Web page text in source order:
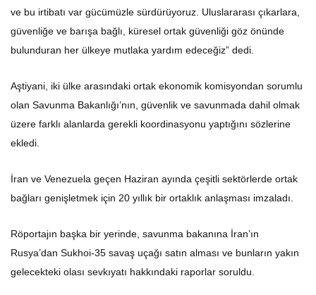
ve bu irtibatı var gücümüzle sürdürüyoruz. Uluslararası çıkarlara,
güvenliğe ve barışa bağlı, küresel ortak güvenliği göz önünde
bulunduran her ülkeye mutlaka yardım edeceğiz” dedi.
Aştiyani, iki ülke arasındaki ortak ekonomik komisyondan sorumlu
olan Savunma Bakanlığı’nın, güvenlik ve savunmada dahil olmak
üzere farklı alanlarda gerekli koordinasyonu yaptığını sözlerine
ekledi.
İran ve Venezuela geçen Haziran ayında çeşitli sektörlerde ortak
bağları genişletmek için 20 yıllık bir ortaklık anlaşması imzaladı.
Röportajın başka bir yerinde, savunma bakanına İran’ın
Rusya’dan Sukhoi-35 savaş uçağı satın alması ve bunların yakın
gelecekteki olası sevkıyatı hakkındaki raporlar soruldu.